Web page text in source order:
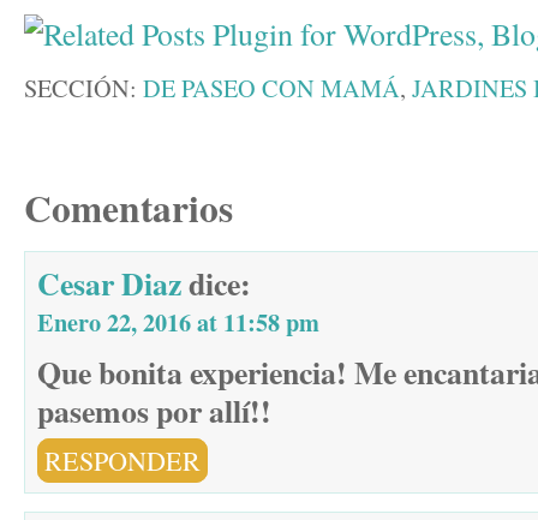
SECCIÓN: DE PASEO CON MAMÁ, JARDINES
Comentarios
Cesar Diazdice:
Enero 22, 2016 at 11:58 pm
Que bonita experiencia! Me
pasemos por allí!!
RESPONDER